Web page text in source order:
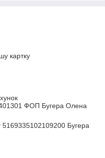
картку
ФОП Бугера Олена
5169335102109200 Бугера